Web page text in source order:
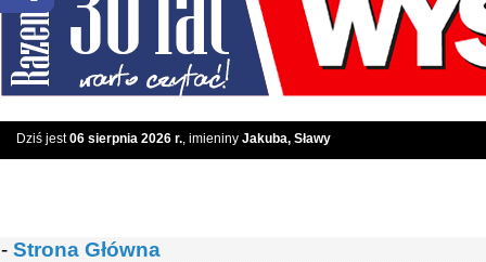
Dziś jest06 sierpnia 2026 r., imieniny Jakuba, Sławy
- Strona Główna